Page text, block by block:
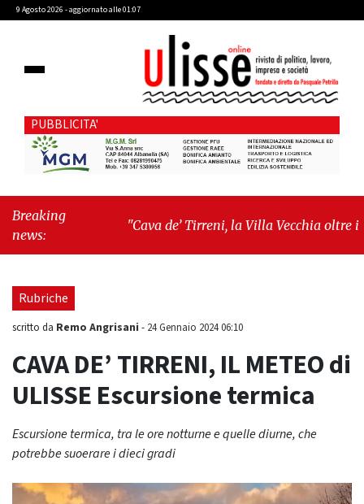
9 Agosto 2026 - aggiornato alle 01:07
PUBBLICITA'
Breaking
news:
"Cava de’ Tirreni, la Villa Vecchia oltre i
Rubriche
scritto da Remo Angrisani - 24 Gennaio 2024 06:10
CAVA DE’ TIRRENI, IL METEO di
ULISSE Escursione termica
Escursione termica, tra le ore notturne e quelle diurne, che
potrebbe suoerare i dieci gradi